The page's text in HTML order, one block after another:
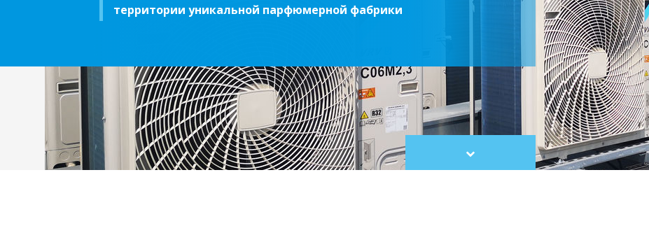
территории уникальной парфюмерной фабрики
Scroll
to